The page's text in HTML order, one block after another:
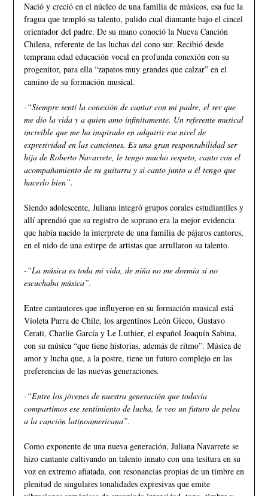
Nació y creció en el núcleo de una familia de músicos, esa fue la
fragua que templó su talento, pulido cual diamante bajo el cincel
orientador del padre. De su mano conoció la Nueva Canción
Chilena, referente de las luchas del cono sur. Recibió desde
temprana edad educación vocal en profunda conexión con su
progenitor, para ella “zapatos muy grandes que calzar” en el
camino de su formación musical.
-“Siempre sentí la conexión de cantar con mi padre, el ser que
me dio la vida y a quien amo infinitamente. Un referente musical
increíble que me ha inspirado en adquirir ese nivel de
expresividad en las canciones. Es una gran responsabilidad ser
hija de Roberto Navarrete, le tengo mucho respeto, canto con el
acompañamiento de su guitarra y si canto junto a él tengo que
hacerlo bien”.
Siendo adolescente, Juliana integró grupos corales estudiantiles y
allí aprendió que su registro de soprano era la mejor evidencia
que había nacido la interprete de una familia de pájaros cantores,
en el nido de una estirpe de artistas que arrullaron su talento.
-“La música es toda mi vida, de niña no me dormía si no
escuchaba música”.
Entre cantautores que influyeron en su formación musical está
Violeta Parra de Chile, los argentinos León Gieco, Gustavo
Cerati, Charlie García y Le Luthier, el español Joaquín Sabina,
con su música “que tiene historias, además de ritmo”. Música de
amor y lucha que, a la postre, tiene un futuro complejo en las
preferencias de las nuevas generaciones.
-“Entre los jóvenes de nuestra generación que todavía
compartimos ese sentimiento de lucha, le veo un futuro de pelea
a la canción latinoamericana”.
Como exponente de una nueva generación, Juliana Navarrete se
hizo cantante cultivando un talento innato con una tesitura en su
voz en extremo afiatada, con resonancias propias de un timbre en
plenitud de singulares tonalidades expresivas que emite